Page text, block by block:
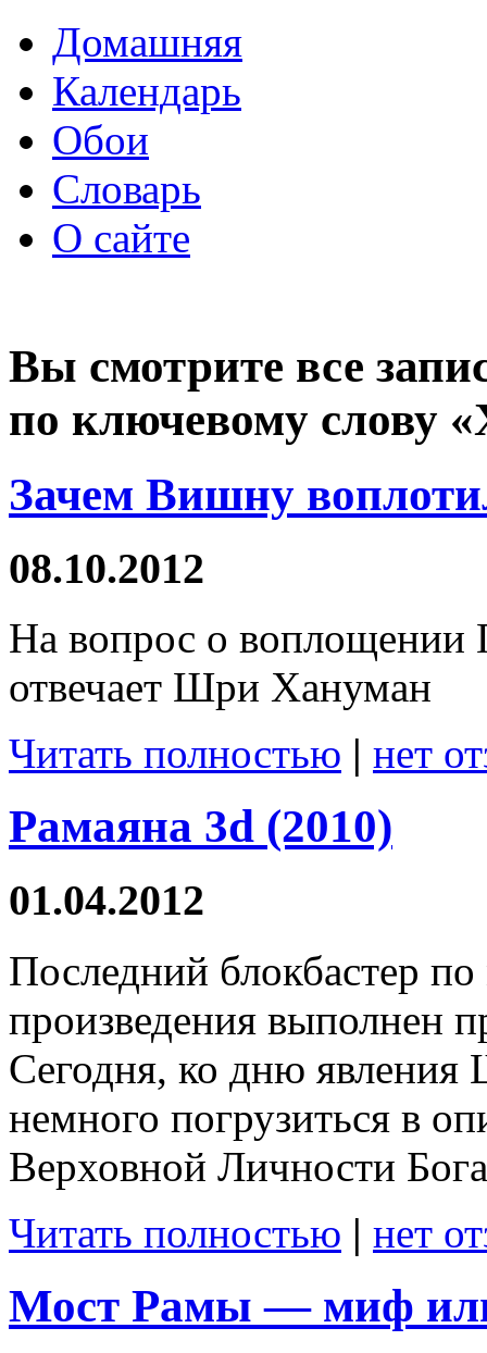
Домашняя
Календарь
Обои
Словарь
О сайте
Вы смотрите все
по ключевому слову
Зачем Вишну
08.10.2012
На вопрос о воплощении
отвечает Шри Хануман
Читать полностью | нет
Рамаяна 3d (2010)
01.04.2012
Последний блокбастер
произведения выполнен
Сегодня, ко дню
немного погрузиться в
Верховной Личности
Читать полностью | нет
Мост Рамы — миф